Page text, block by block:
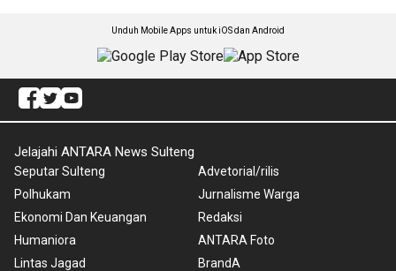
Unduh Mobile Apps untuk iOS dan Android
Jelajahi ANTARA News Sulteng
Seputar Sulteng
Polhukam
Ekonomi Dan Keuangan
Humaniora
Lintas Jagad
Advetorial/rilis
Jurnalisme Warga
Redaksi
ANTARA Foto
BrandA